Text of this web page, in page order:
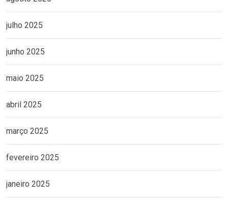
julho 2025
junho 2025
maio 2025
abril 2025
março 2025
fevereiro 2025
janeiro 2025